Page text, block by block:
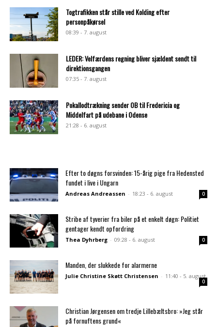
Togtrafikken står stille ved Kolding efter
personpåkørsel
08:39 - 7. august
LEDER: Velfærdens regning bliver sjældent sendt til
direktionsgangen
07:35 - 7. august
Pokallodtrækning sender OB til Fredericia og
Middelfart på udebane i Odense
21:28 - 6. august
Efter to døgns forsvinden: 15-årig pige fra Hedensted
fundet i live i Ungarn
Andreas Andreassen - 18:23 - 6. august 0
Stribe af tyverier fra biler på et enkelt døgn: Politiet
gentager kendt opfordring
Thea Dyhrberg - 09:28 - 6. august 0
Manden, der slukkede for alarmerne
Julie Christine Skøtt Christensen - 11:40 - 5. august
0
Christian Jørgensen om tredje Lillebæltsbro: »Jeg står
på fornuftens grund«